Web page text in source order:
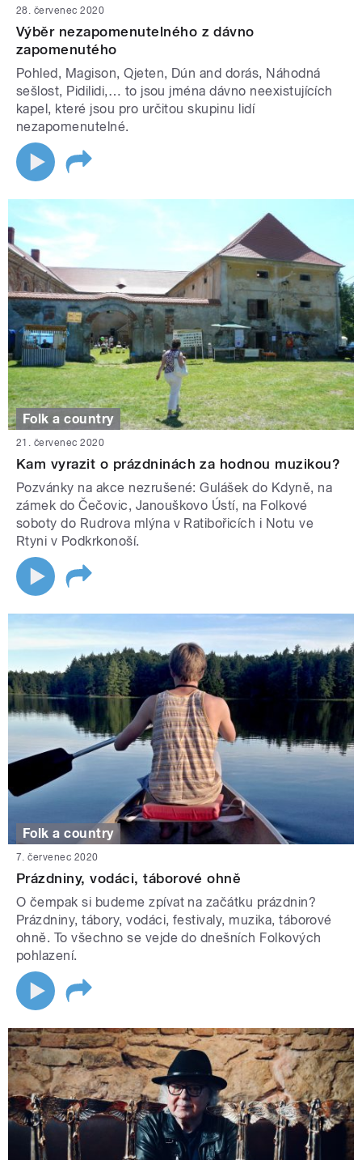
28. červenec 2020
Výběr nezapomenutelného z dávno
zapomenutého
Pohled, Magison, Qjeten, Dún and dorás, Náhodná
sešlost, Pidilidi,… to jsou jména dávno neexistujících
kapel, které jsou pro určitou skupinu lidí
nezapomenutelné.
Folk a country
21. červenec 2020
Kam vyrazit o prázdninách za hodnou muzikou?
Pozvánky na akce nezrušené: Gulášek do Kdyně, na
zámek do Čečovic, Janouškovo Ústí, na Folkové
soboty do Rudrova mlýna v Ratibořicích i Notu ve
Rtyni v Podkrkonoší.
Folk a country
7. červenec 2020
Prázdniny, vodáci, táborové ohně
O čempak si budeme zpívat na začátku prázdnin?
Prázdniny, tábory, vodáci, festivaly, muzika, táborové
ohně. To všechno se vejde do dnešních Folkových
pohlazení.